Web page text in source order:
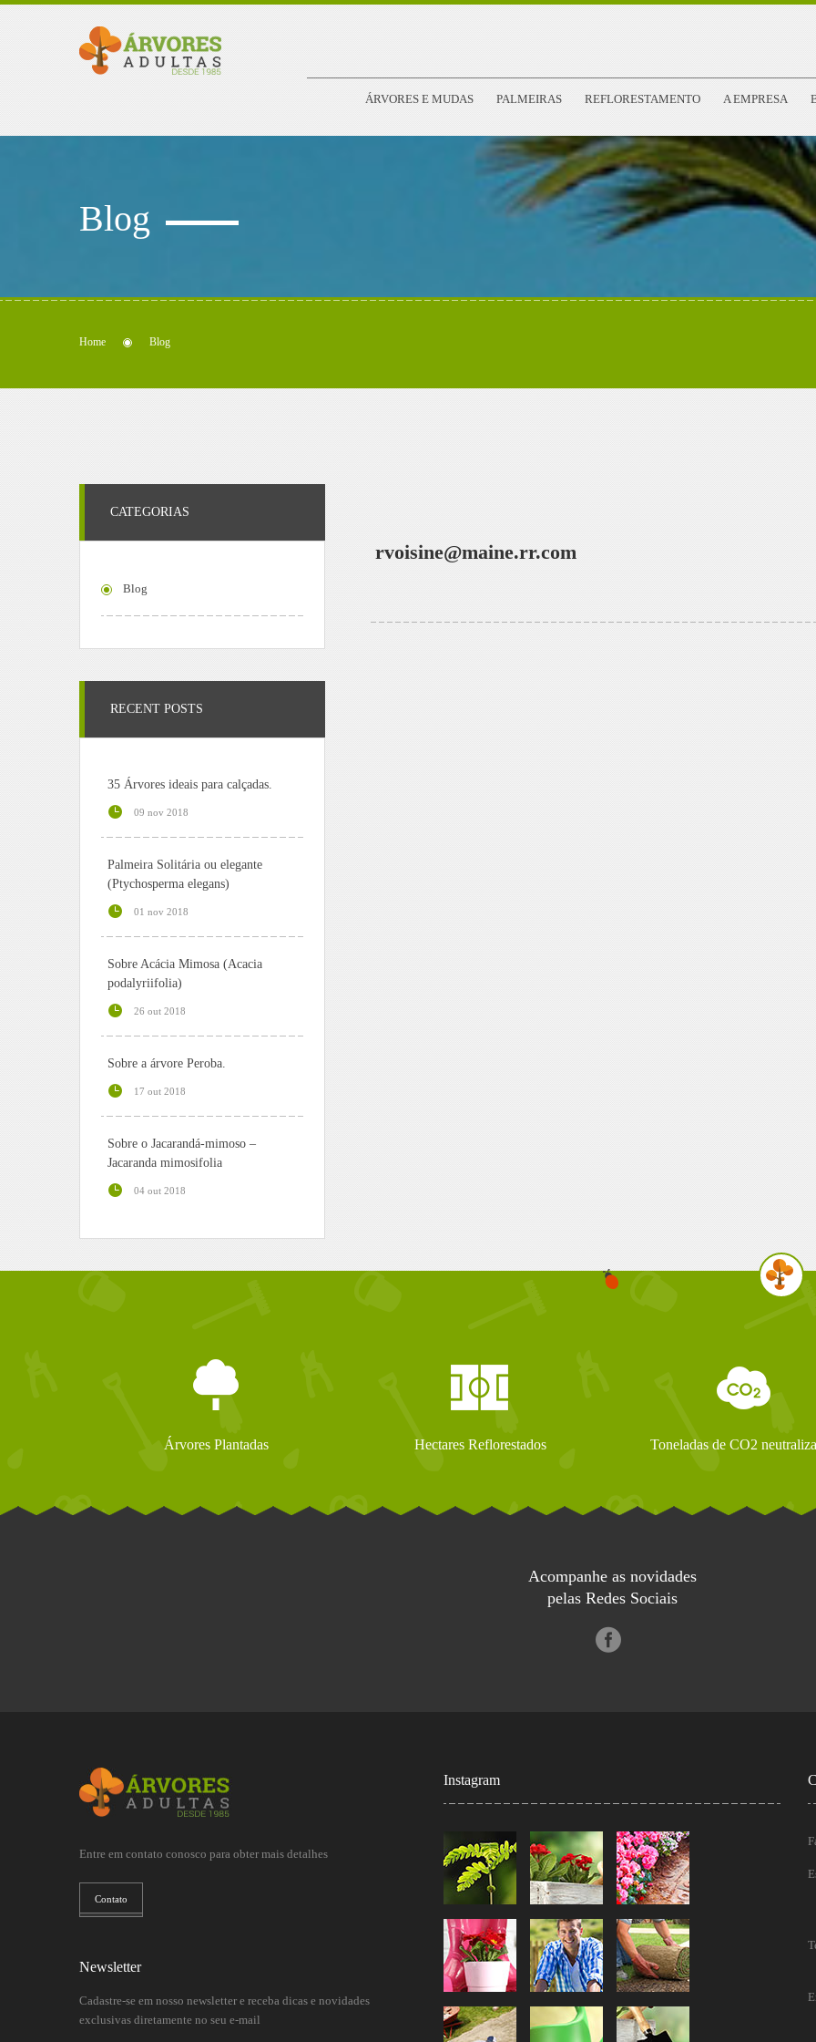
ÁRVORES E MUDAS PALMEIRAS REFLORESTAMENTO A EMPRESA
Blog
Home Blog
rvoisine@maine.rr.com
CATEGORIAS
Blog
RECENT POSTS
35 Árvores ideais para calçadas.
09 nov 2018
Palmeira Solitária ou elegante
(Ptychosperma elegans)
01 nov 2018
Sobre Acácia Mimosa (Acacia
podalyriifolia)
26 out 2018
Sobre a árvore Peroba.
17 out 2018
Sobre o Jacarandá-mimoso –
Jacaranda mimosifolia
04 out 2018
Árvores Plantadas Hectares Reflorestados Toneladas de CO2
Acompanhe as novidades
pelas Redes Sociais
Entre em contato conosco para obter mais detalhes
Contato
Newsletter
Cadastre-se em nosso newsletter e receba dicas e novidades
exclusivas diretamente no seu e-mail
Instagram